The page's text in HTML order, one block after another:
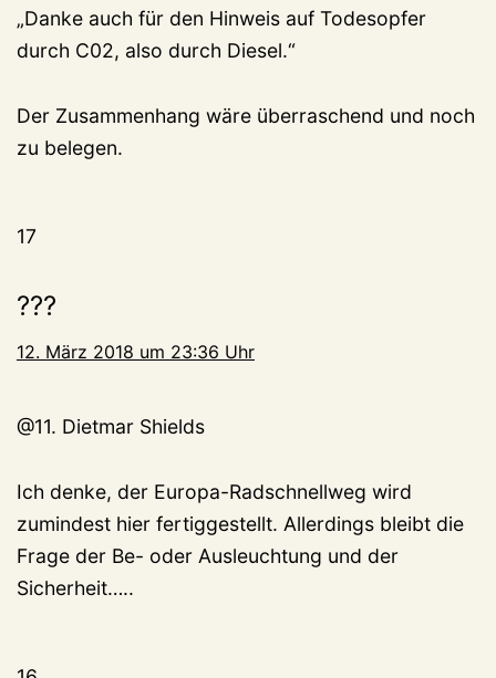
„Danke auch für den Hinweis auf Todesopfer
durch C02, also durch Diesel.“
Der Zusammenhang wäre überraschend und noch
zu belegen.
17
???
12. März 2018 um 23:36 Uhr
@11. Dietmar Shields
Ich denke, der Europa-Radschnellweg wird
zumindest hier fertiggestellt. Allerdings bleibt die
Frage der Be- oder Ausleuchtung und der
Sicherheit…..